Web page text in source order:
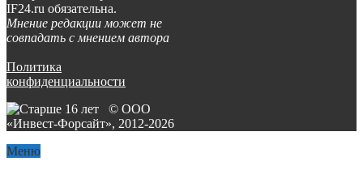
IF24.ru обязательна.
Мнение редакции может не
совпадать с мнением автора
Политика
конфиденциальности
© ООО
«Инвест-Форсайт», 2012-2026
Меню